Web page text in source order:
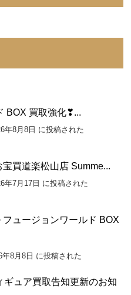
BOX 買取強化❣...
年8月8日 に投稿された
買道楽松山店 Summe...
年7月17日 に投稿された
ュージョンワールド BOX
年8月8日 に投稿された
ギュア買取告知更新のお知